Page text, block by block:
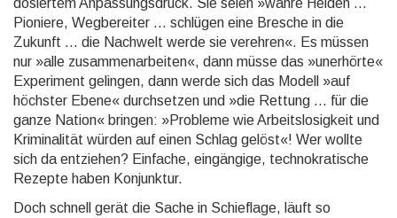
Pioniere, Weg­bereiter ... schlügen eine Bresche in die
Zukunft ... die Nachwelt werde sie verehren«. Es müssen
nur »alle zu­sammen­arbeiten«, dann müsse das »uner­hörte«
Experi­ment gelin­gen, dann werde sich das Modell »auf
höchster Ebene« durch­setzen und »die Rettung ... für die
ganze Nation« bringen: »Probleme wie Arbeits­losig­keit und
Krimi­nalität würden auf einen Schlag gelöst«! Wer wollte
sich da entziehen? Einfache, ein­gängige, techno­kratische
Rezepte haben Kon­junk­tur.
Doch schnell gerät die Sache in Schieflage, läuft so